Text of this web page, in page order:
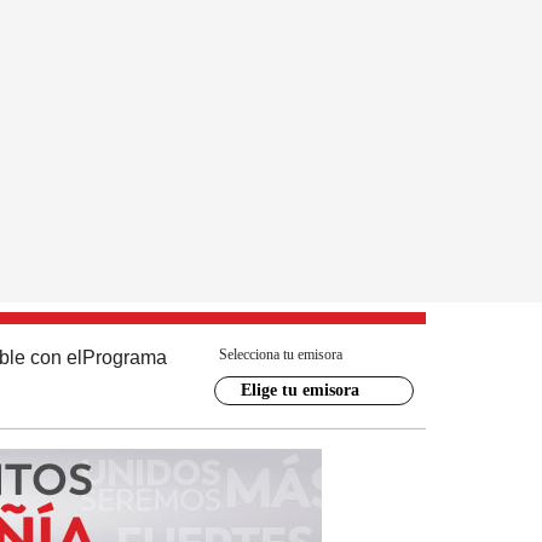
con el Programa Selecciona tu emisora
Elige tu emisora